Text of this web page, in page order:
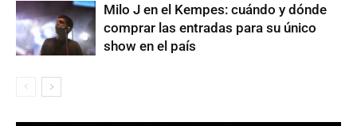
Milo J en el Kempes: cuándo y dónde
comprar las entradas para su único
show en el país